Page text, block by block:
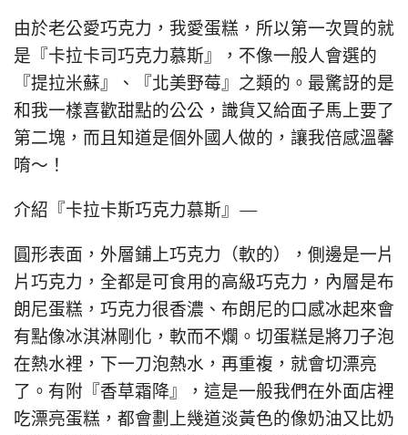
由於老公愛巧克力，我愛蛋糕，所以第一次買的就
是『卡拉卡司巧克力慕斯』，不像一般人會選的
『提拉米蘇』、『北美野莓』之類的。最驚訝的是
和我一樣喜歡甜點的公公，識貨又給面子馬上要了
第二塊，而且知道是個外國人做的，讓我倍感溫馨
唷～！
介紹『卡拉卡斯巧克力慕斯』—
圓形表面，外層鋪上巧克力（軟的），側邊是一片
片巧克力，全都是可食用的高級巧克力，內層是布
朗尼蛋糕，巧克力很香濃、布朗尼的口感冰起來會
有點像冰淇淋剛化，軟而不爛。切蛋糕是將刀子泡
在熱水裡，下一刀泡熱水，再重複，就會切漂亮
了。有附『香草霜降』，這是一般我們在外面店裡
吃漂亮蛋糕，都會劃上幾道淡黃色的像奶油又比奶